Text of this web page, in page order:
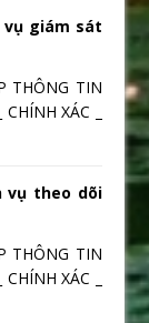
vụ giám sát
THÔNG TIN
XÁC _
vụ theo dõi
THÔNG TIN
XÁC _